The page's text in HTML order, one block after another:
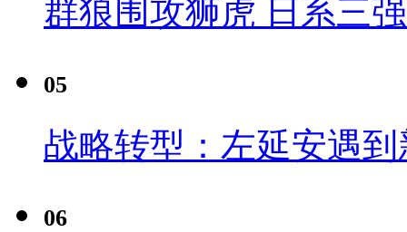
群狼围攻狮虎 日系三
05
战略转型：左延安遇
06